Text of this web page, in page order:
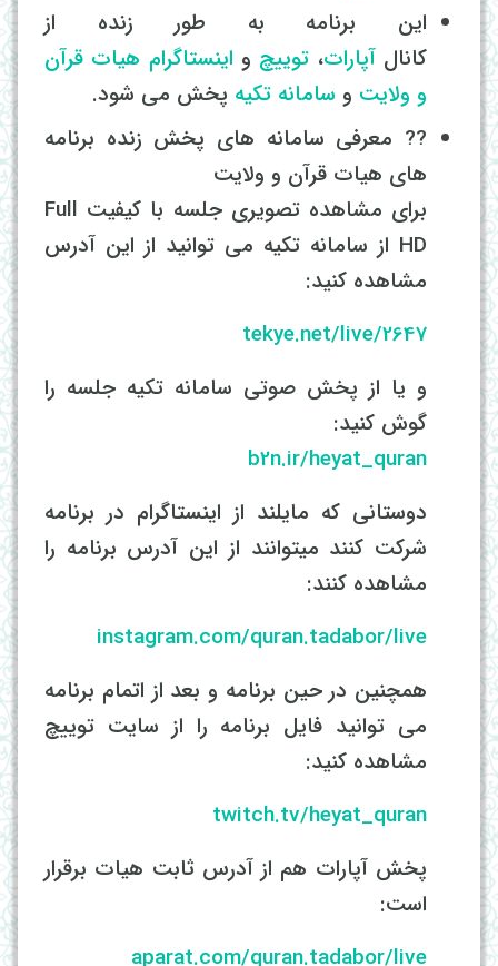
این برنامه به طور زنده از
کانالآپارات، توییچ و اینستاگرام هیات قرآن
و ولایت و سامانه تکیه پخش می شود.
?? معرفی سامانه های پخش زنده برنامه
های هیات قرآن و ولایت
برای مشاهده تصویری جلسه با کیفیت Full
HD از سامانه تکیه می توانید از این آدرس
مشاهده کنید:
tekye.net/live/2647
و یا از پخش صوتی سامانه تکیه جلسه را
گوش کنید:
b2n.ir/heyat_quran
دوستانی که مایلند از اینستاگرام در برنامه
شرکت کنند میتوانند از این آدرس برنامه را
مشاهده کنند:
instagram.com/quran.tadabor/live
همچنین در حین برنامه و بعد از اتمام برنامه
می توانید فایل برنامه را از سایت توییچ
مشاهده کنید:
twitch.tv/heyat_quran
پخش آپارات هم از آدرس ثابت هیات برقرار
است:
aparat.com/quran.tadabor/live